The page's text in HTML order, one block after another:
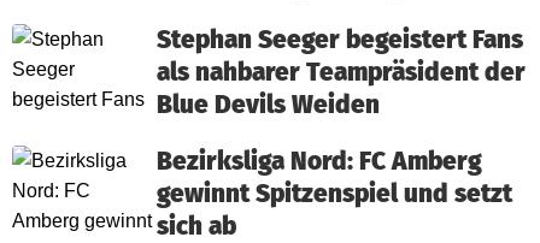
Stephan Seeger begeistert Fans
als nahbarer Teampräsident der
Blue Devils Weiden
Bezirksliga Nord: FC Amberg
gewinnt Spitzenspiel und setzt
sich ab